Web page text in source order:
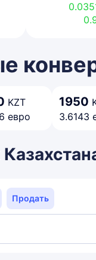
KZT
евро
1950
3.6143
Продать